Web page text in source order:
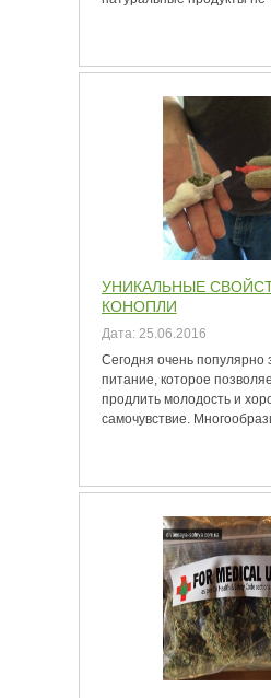
УНИКАЛЬНЫЕ
КОНОПЛИ
Дата: 25.06.2016
Сегодня очень популярно
питание, которое
продлить молодость и
самочувствие.